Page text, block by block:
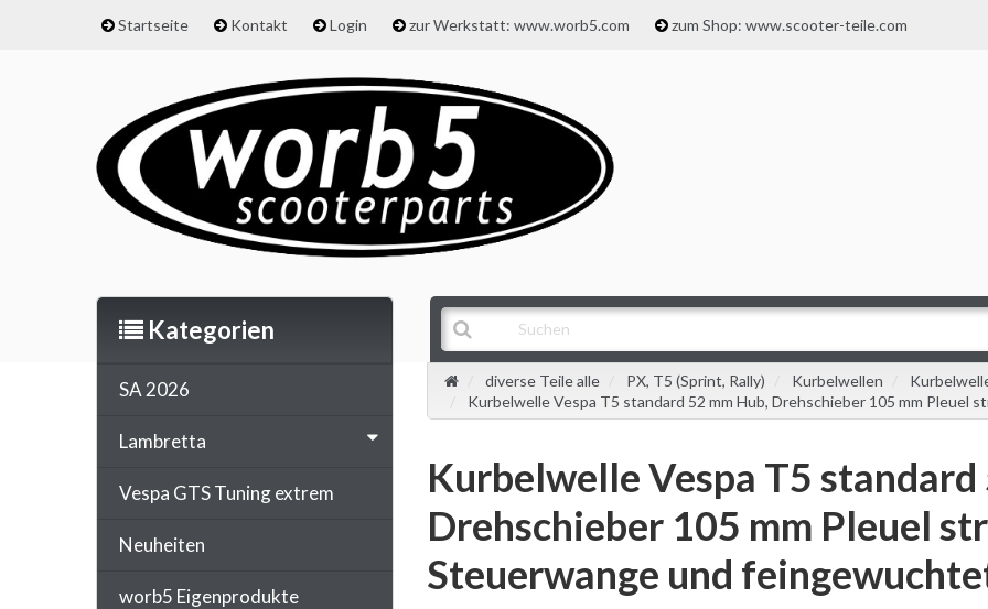
Startseite Kontakt Login zur Werkstatt: www.worb5.com zum Shop: www.scooter-teile.com
diverse Teile alle PX, T5 (Sprint, Rally) Kurbelwellen
Kurbelwelle Vespa T5 standard 52 mm Hub, Drehschieber 105 mm
Kurbelwelle Vespa T5 standard
Drehschieber 105 mm Pleuel
Steuerwange und
Kategorien
SA 2026
Lambretta
Vespa GTS Tuning extrem
Neuheiten
worb5 Eigenprodukte